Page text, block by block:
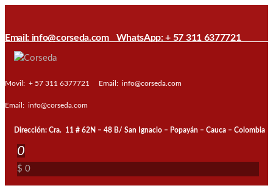
contenido
Email: info@corseda.com WhatsApp: + 57 311 6377721
desarrollo
sericultura
Movil: + 57 311 6377721
Email: info@corseda.com
Email: info@corseda.com
Dirección: Cra. 11 # 62N – 48 B/ San Ignacio – Popayán – Cauca – Colombia
0
$ 0